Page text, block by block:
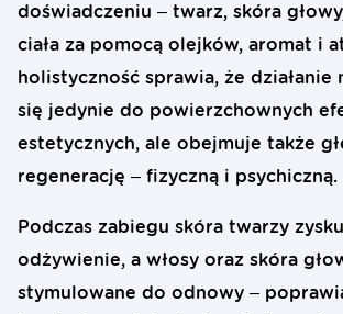
doświadczeniu – twarz, skóra
ciała za pomocą olejków, aromat i
holistyczność sprawia, że działanie
się jedynie do powierzchownych
estetycznych, ale obejmuje także
regenerację – fizyczną i psychiczną.
Podczas zabiegu skóra twarzy
odżywienie, a włosy oraz skóra
stymulowane do odnowy –